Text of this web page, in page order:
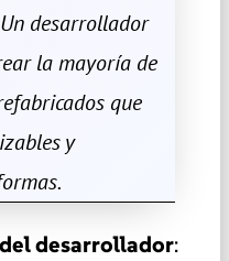
desarrollador
la mayoría de
que
y
desarrollador: